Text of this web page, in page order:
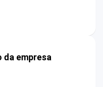
empresa